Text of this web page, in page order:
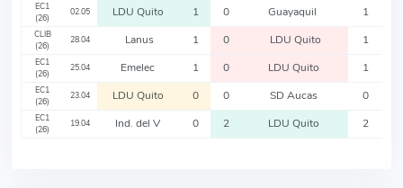
EC1
(26)
02.05 LDU Quito 1 0 Guayaquil 1
CLIB
(26)
28.04 Lanus 1 0 LDU Quito 1
EC1
(26)
25.04 Emelec 1 0 LDU Quito 1
EC1
(26)
23.04 LDU Quito 0 0 SD Aucas 0
EC1
(26)
19.04 Ind. del V 0 2 LDU Quito 2